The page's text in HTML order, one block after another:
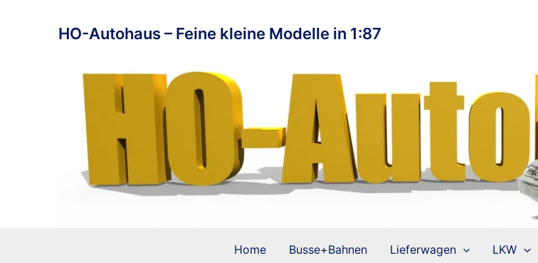
HO-Autohaus – Feine kleine Modelle in 1:87
Home Busse+Bahnen Lieferwagen LKW